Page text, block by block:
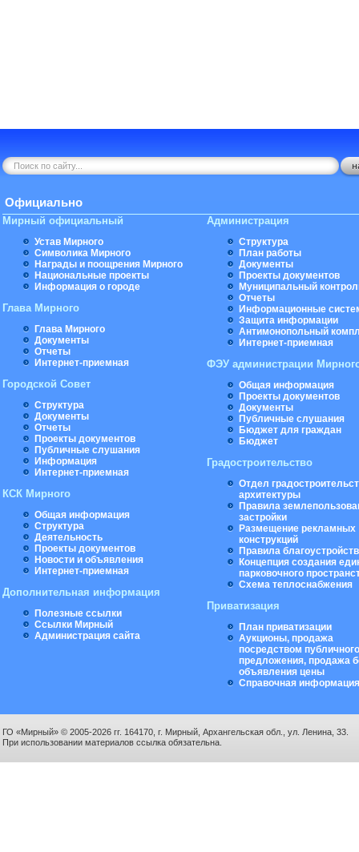
Официально
Мирный официальный
Устав Мирного
Символика Мирного
Награды и поощрения Мирного
Национальные проекты
Информация о городе
Глава Мирного
Глава Мирного
Документы
Отчеты
Интернет-приемная
Городской Совет
Структура
Документы
Отчеты
Проекты документов
Публичные слушания
Информация
Интернет-приемная
КСК Мирного
Общая информация
Структура
Деятельность
Проекты документов
Новости и объявления
Интернет-приемная
Дополнительная информация
Полезные ссылки
Ссылки Мирный
Администрация сайта
Администрация
Структура
План работы
Документы
Проекты документов
Муниципальный
Отчеты
Информационные
Защита информации
Антимонопольный
Интернет-приемная
ФЭУ администрации
Общая информация
Проекты документов
Документы
Публичные слушания
Бюджет для граждан
Бюджет
Градостроительство
Отдел
архитектуры
Правила
застройки
Размещение рекламных
конструкций
Правила
Концепция создания
парковочного
Схема теплоснабжения
Приватизация
План приватизации
Аукционы, продажа
посредством публичного
предложения, продажа
объявления цены
Справочная информация
ГО «Мирный» © 2005-2026 гг. 164170, г. Мирный, Архангельская обл., ул. Ленина, 33.
При использовании материалов ссылка обязательна.